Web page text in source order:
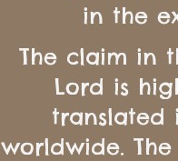
in the
The claim in
Lord is
translated
worldwide.